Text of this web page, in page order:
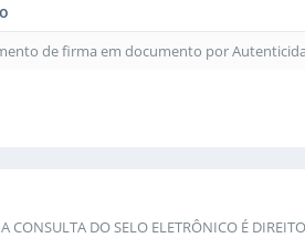
de firma em documento por
A CONSULTA DO SELO ELETRÔNICO É